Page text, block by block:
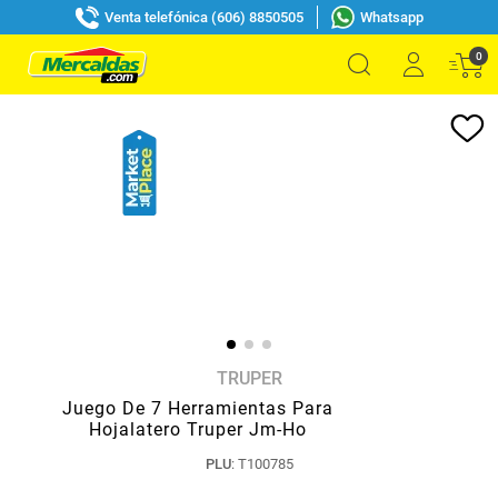
Venta telefónica (606) 8850505 Whatsapp
0
TRUPER
Juego De 7 Herramientas Para
Hojalatero Truper Jm-Ho
PLU: T100785